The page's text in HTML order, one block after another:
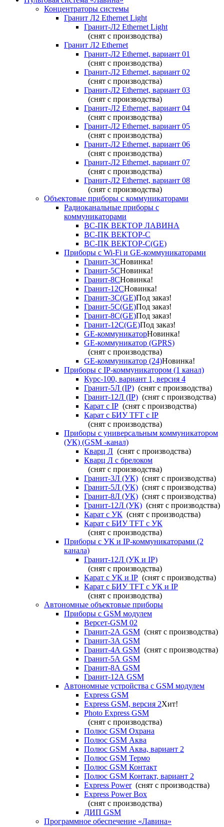
Концентраторы системы
Гранит Л2 Ethernet Light
Гранит-Л2 Ethernet Light
(снят с производства)
Гранит Л2 Ethernet
Гранит-Л2 Ethernet, вариант 01
(снят с производства)
Гранит-Л2 Ethernet, вариант 02
(снят с производства)
Гранит-Л2 Ethernet, вариант 03
(снят с производства)
Гранит-Л2 Ethernet, вариант 04
(снят с производства)
Гранит-Л2 Ethernet, вариант 05
(снят с производства)
Гранит-Л2 Ethernet, вариант 06
(снят с производства)
Гранит-Л2 Ethernet, вариант 07
(снят с производства)
Гранит-Л2 Ethernet, вариант 08
(снят с производства)
Объектовые приборы с коммуникаторами
Радиоканальные приборы с
коммуникаторами
ВС-ПК ВЕКТОР ЛАВИНА
ВС-ПК ВЕКТОР-С
ВС-ПК ВЕКТОР-С(GE)
Приборы с Wi-Fi и GE-коммуникаторами
Гранит-3СНовинка!
Гранит-5СНовинка!
Гранит-8СНовинка!
Гранит-12СНовинка!
Гранит-3С(GE)Под заказ!
Гранит-5С(GE)Под заказ!
Гранит-8С(GE)Под заказ!
Гранит-12С(GE)Под заказ!
GE-коммуникаторНовинка!
GE-коммуникатор (GPRS)
(снят с производства)
GE-коммуникатор (24)Новинка!
Приборы с IP-коммуникатором (1 канал)
Курс-100, вариант 1, версия 4
Гранит-5Л (IP) (снят с производства)
Гранит-12Л (IP) (снят с производства)
Карат с IP (снят с производства)
Карат с БИУ TFT с IP
(снят с производства)
Приборы с универсальным коммуникатором
(УК) (GSM -канал)
Кварц Л (снят с производства)
Кварц Л с брелоком
(снят с производства)
Гранит-3Л (УК) (снят с производства)
Гранит-5Л (УК) (снят с производства)
Гранит-8Л (УК) (снят с производства)
Гранит-12Л (УК) (снят с производства)
Карат с УК (снят с производства)
Карат с БИУ TFT с УК
(снят с производства)
Приборы с УК и IP-коммуникаторами (2
канала)
Гранит-12Л (УК и IP)
(снят с производства)
Карат с УК и IP (снят с производства)
Карат с БИУ TFT с УК и IP
(снят с производства)
Автономные объектовые приборы
Приборы с GSM модулем
Версет-GSM 02
Гранит-2А GSM (снят с производства)
Гранит-3А GSM
Гранит-4А GSM (снят с производства)
Гранит-5А GSM
Гранит-8А GSM
Гранит-12А GSM
Автономные устройства с GSM модулем
Express GSM
Express GSM, версия 2Хит!
Photo Express GSM
(снят с производства)
Полюс GSM Охрана
Полюс GSM Аква
Полюс GSM Аква, вариант 2
Полюс GSM Термо
Полюс GSM Контакт
Полюс GSM Контакт, вариант 2
Express Power(снят с производства)
Express Power Box
(снят с производства)
ДИП GSM
Программное обеспечение «Лавина»